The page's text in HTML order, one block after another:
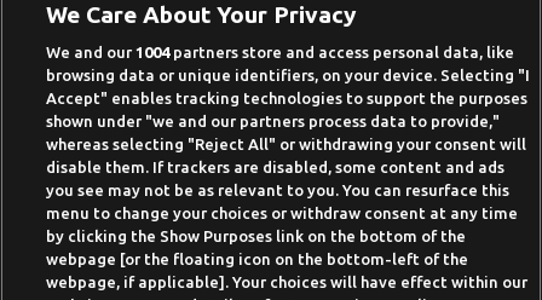
Book of Dead Demo
Razor Shark Demo
Beste Online Casinos 2026
Online Casino Demo spielen
Casino Bonus ohne Einzahlung
50 Freispiele für 1 Euro
Online Casino Paypal
News-Archiv
We Care About Your Privacy
We and our1004partners store and access personal data, like
browsing data or unique identifiers, on your device. Selecting "I
Accept" enables tracking technologies to support the purposes
shown under "we and our partners process data to provide,"
whereas selecting "Reject All" or withdrawing your consent will
disable them. If trackers are disabled, some content and ads
you see may not be as relevant to you. You can resurface this
menu to change your choices or withdraw consent at any time
by clicking the Show Purposes link on the bottom of the
webpage [or the floating icon on the bottom-left of the
webpage, if applicable]. Your choices will have effect within our